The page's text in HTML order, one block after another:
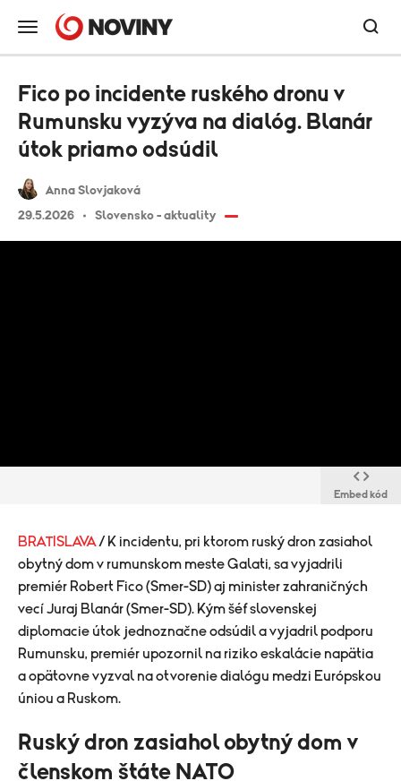
Anna Slovjaková
29.5.2026
Slovensko - aktuality
Fico po incidente ruského dronu v
Rumunsku vyzýva na dialóg. Blanár
útok priamo odsúdil
Embed kód
BRATISLAVA / K incidentu, pri ktorom ruský dron zasiahol
obytný dom v rumunskom meste Galati, sa vyjadrili
premiér Robert Fico (Smer-SD) aj minister zahraničných
vecí Juraj Blanár (Smer-SD). Kým šéf slovenskej
diplomacie útok jednoznačne odsúdil a vyjadril podporu
Rumunsku, premiér upozornil na riziko eskalácie napätia
a opätovne vyzval na otvorenie dialógu medzi Európskou
úniou a Ruskom.
Ruský dron zasiahol obytný dom v
členskom štáte NATO